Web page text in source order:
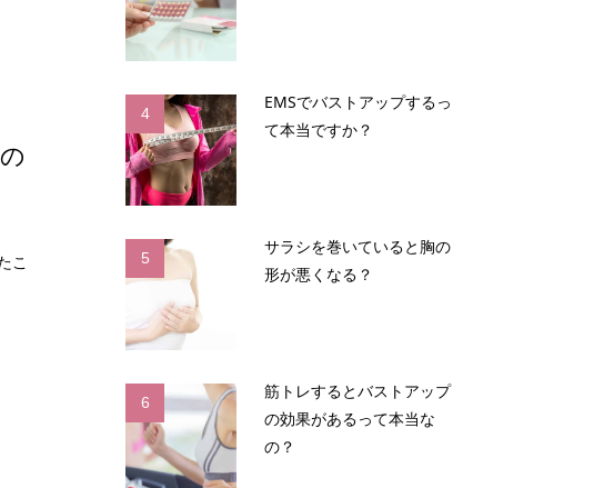
こ
4
EMSでバストアップするっ
て本当ですか？
5
サラシを巻いていると胸の
形が悪くなる？
6
筋トレするとバストアップ
の効果があるって本当な
の？